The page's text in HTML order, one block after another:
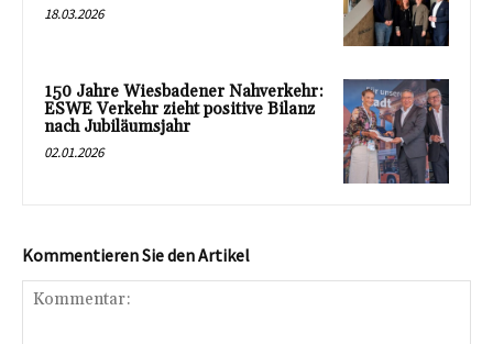
18.03.2026
150 Jahre Wiesbadener Nahverkehr:
ESWE Verkehr zieht positive Bilanz
nach Jubiläumsjahr
02.01.2026
Kommentieren Sie den Artikel